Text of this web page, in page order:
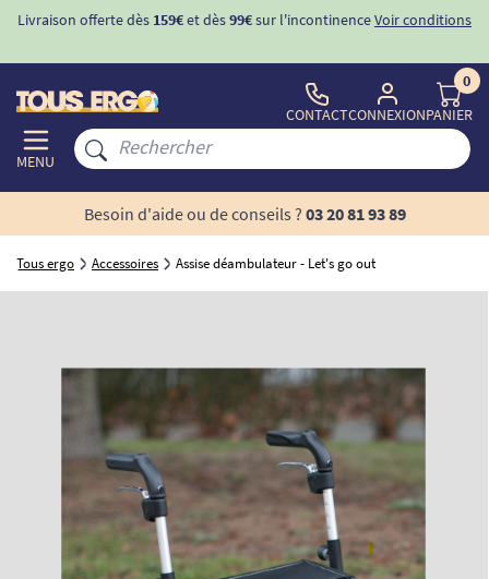
Livraison offerte dès 159€et dès99€sur l'incontinenceVoir conditions
MENU
CONTACTCONNEXION
0
PANIER
Besoin d'aide ou de conseils ? 03 20 81 93 89
Tous ergo Accessoires Assise déambulateur - Let's go out